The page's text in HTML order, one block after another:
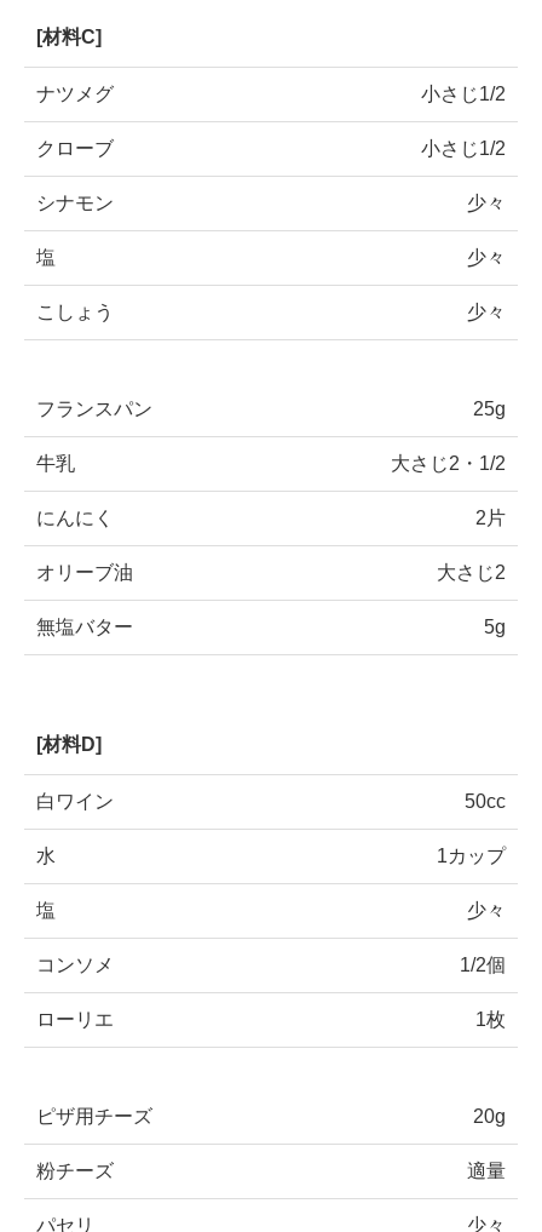
[材料C]
ナツメグ 小さじ1/2
クローブ 小さじ1/2
シナモン 少々
塩 少々
こしょう 少々
フランスパン 25g
牛乳 大さじ2・1/2
にんにく 2片
オリーブ油 大さじ2
無塩バター 5g
[材料D]
白ワイン 50cc
水 1カップ
塩 少々
コンソメ 1/2個
ローリエ 1枚
ピザ用チーズ 20g
粉チーズ 適量
パセリ 少々